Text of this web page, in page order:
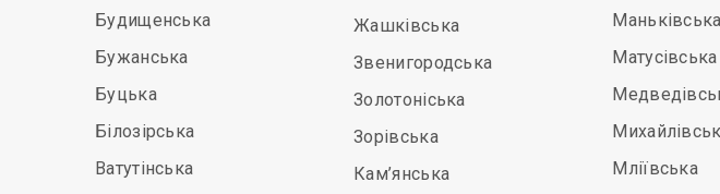
Будищенська
Бужанська
Буцька
Білозірська
Ватутінська
Жашківська
Звенигородська
Золотоніська
Зорівська
Кам’янська
Маньківська
Матусівська
Мліївська